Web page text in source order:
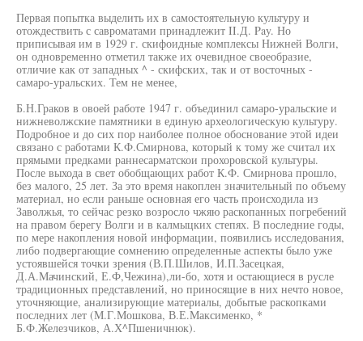
Первая попытка выделить их в самостоятельную культуру и
отождествить с савроматами принадлежит II.Д. Pay. Но
приписывая им в 1929 г. скифоидные комплексы Нижней Волги,
он одновременно отметил также их очевидное своеобразие,
отличие как от западных ^ - скифских, так и от восточных -
самаро-уральских. Тем не менее,
Б.Н.Граков в овоей работе 1947 г. объединил самаро-уральские и
нижневолжские памятники в единую археологическую культуру.
Подробное и до сих пор наиболее полное обоснование этой идеи
связано с работами К.Ф.Смирнова, который к тому же считал их
прямыми предками раннесарматскои прохоровской культуры.
После выхода в свет обобщающих работ К.Ф. Смирнова прошло,
без малого, 25 лет. За это время накоплен значительный по объему
материал, но если раньше основная его часть происходила из
Заволжья, то сейчас резко возросло чжяю раскопанных погребений
на правом берегу Волги и в калмыцких степях. В последние годы,
по мере накопления новой информации, появились исследования,
либо подвергающие сомнению определенные аспекты было уже
устоявшейся точки зрения (В.П.Шилов, И.П.Засецкая,
Д.А.Мачинский, Е.Ф,Чежина),ли-бо, хотя и остающиеся в русле
традиционных представлений, но приносящие в них нечто новое,
уточняющие, анализирующие материалы, добытые раскопками
последних лет (М.Г.Мошкова, В.Е.Максименко, *
Б.Ф.Железчиков, А.Х^Пшеничнюк).